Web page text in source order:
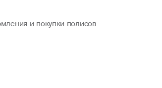
и покупки полисов